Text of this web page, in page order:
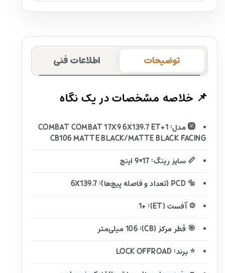
توضیحات اطلاعات فنی
📌 خلاصه مشخصات در یک نگاه
🛞 مدل: COMBAT COMBAT 17X9 6X139.7 ET+1
CB106 MATTE BLACK/MATTE BLACK FACING
📏 سایز رینگ: 17×9 اینچ
🔩 PCD (تعداد و فاصله پیچ‌ها): 6X139.7
⚙️ آفست (ET): +1
🎯 قطر مرکز (CB): 106 میلی‌متر
⭐ برند: LOCK OFFROAD